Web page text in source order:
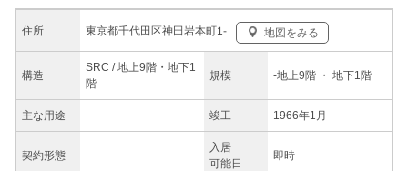
住所 東京都千代田区神田岩本町1- 地図をみる
構造
SRC / 地上9階・地下1
階
規模 -地上9階 ・ 地下1階
主な用途 - 竣工 1966年1月
契約形態 -
入居
可能日
即時